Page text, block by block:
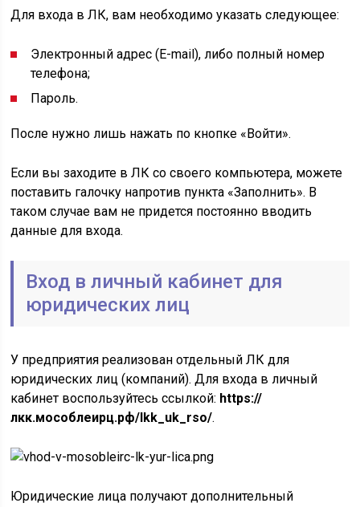
Для входа в ЛК, вам необходимо указать следующее:
Электронный адрес (E-mail), либо полный номер
телефона;
Пароль.
После нужно лишь нажать по кнопке «Войти».
Если вы заходите в ЛК со своего компьютера, можете
поставить галочку напротив пункта «Заполнить». В
таком случае вам не придется постоянно вводить
данные для входа.
Вход в личный кабинет для
юридических лиц
У предприятия реализован отдельный ЛК для
юридических лиц (компаний). Для входа в личный
кабинет воспользуйтесь ссылкой: https://
лкк.мособлеирц.рф/lkk_uk_rso/.
Юридические лица получают дополнительный